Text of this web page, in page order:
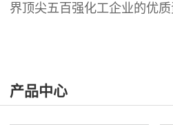
界顶尖五百强化工企业的优
产品中心